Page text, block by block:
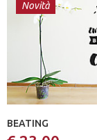
Novità
BEATING